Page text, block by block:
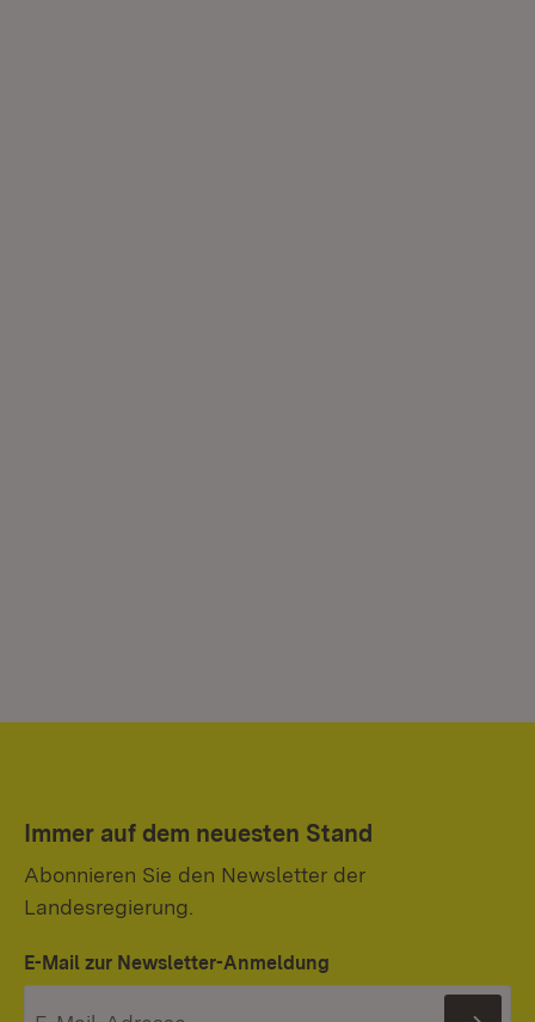
Immer auf dem neuesten Stand
Abonnieren Sie den Newsletter der
Landesregierung.
E-Mail zur Newsletter-Anmeldung